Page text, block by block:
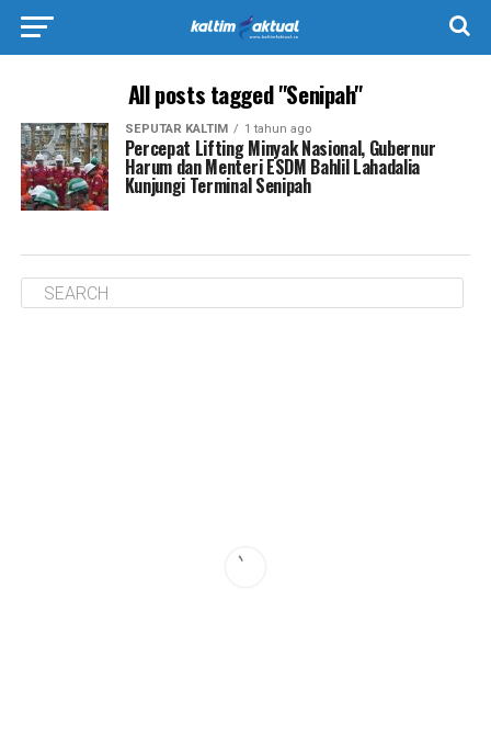
All posts tagged "Senipah"
SEPUTAR KALTIM 1 tahun ago
Percepat Lifting Minyak Nasional, Gubernur
Harum dan Menteri ESDM Bahlil Lahadalia
Kunjungi Terminal Senipah